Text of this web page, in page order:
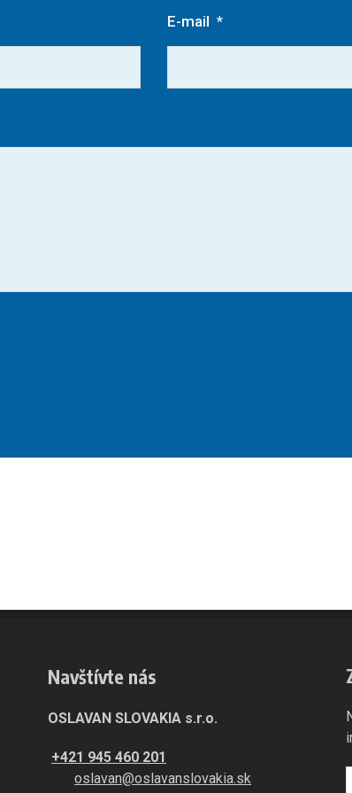
E-mail *
Navštívte nás
OSLAVAN SLOVAKIA s.r.o.
+421 945 460 201
oslavan@oslavanslovakia.sk